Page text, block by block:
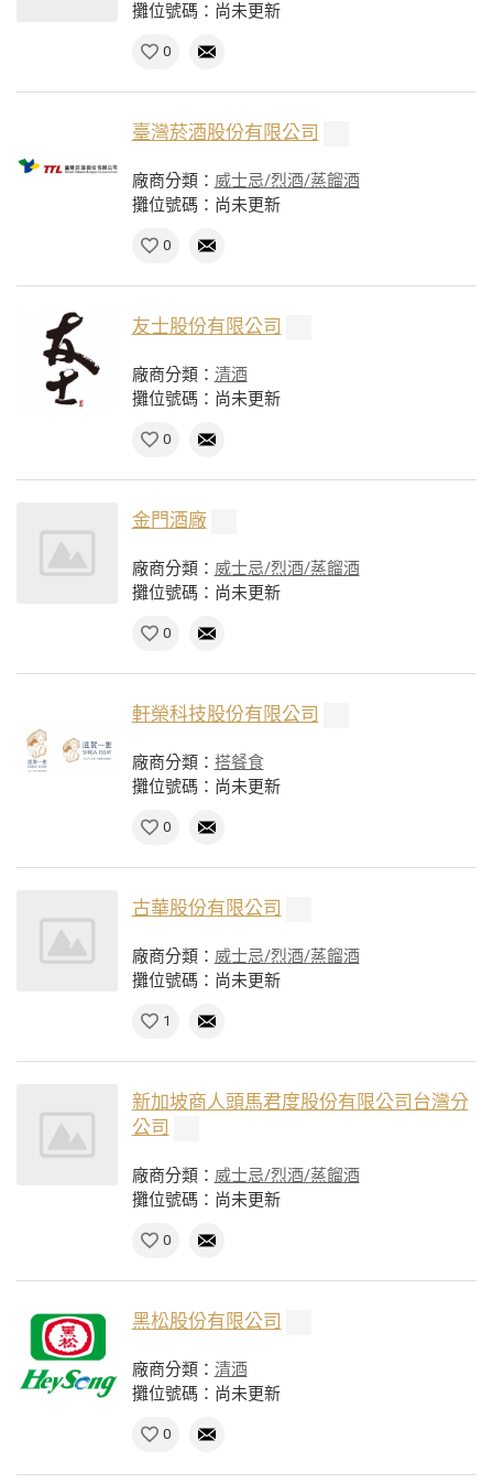
攤位號碼：尚未更新
0
臺灣菸酒股份有限公司
廠商分類： 威士忌/烈酒/蒸餾酒
攤位號碼：尚未更新
0
友士股份有限公司
廠商分類： 清酒
攤位號碼：尚未更新
0
金門酒廠
廠商分類： 威士忌/烈酒/蒸餾酒
攤位號碼：尚未更新
0
軒榮科技股份有限公司
廠商分類： 搭餐食
攤位號碼：尚未更新
0
古華股份有限公司
廠商分類： 威士忌/烈酒/蒸餾酒
攤位號碼：尚未更新
1
新加坡商人頭馬君度股份有限公司台灣分
公司
廠商分類： 威士忌/烈酒/蒸餾酒
攤位號碼：尚未更新
0
黑松股份有限公司
廠商分類： 清酒
攤位號碼：尚未更新
0